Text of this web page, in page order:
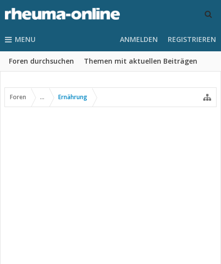
MENU
Foren durchsuchen Themen mit aktuellen Beiträgen
ANMELDEN REGISTRIEREN
Foren ... Ernährung